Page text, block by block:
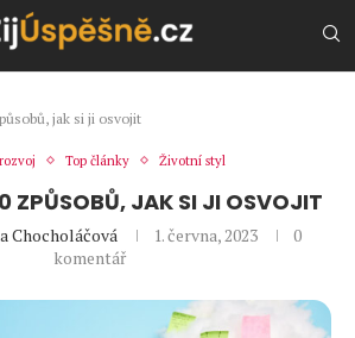
jak si ji osvojit
Top články Životní styl
ZPŮSOBŮ, JAK SI JI OSVOJIT
Chocholáčová 1. června, 2023
0
komentář